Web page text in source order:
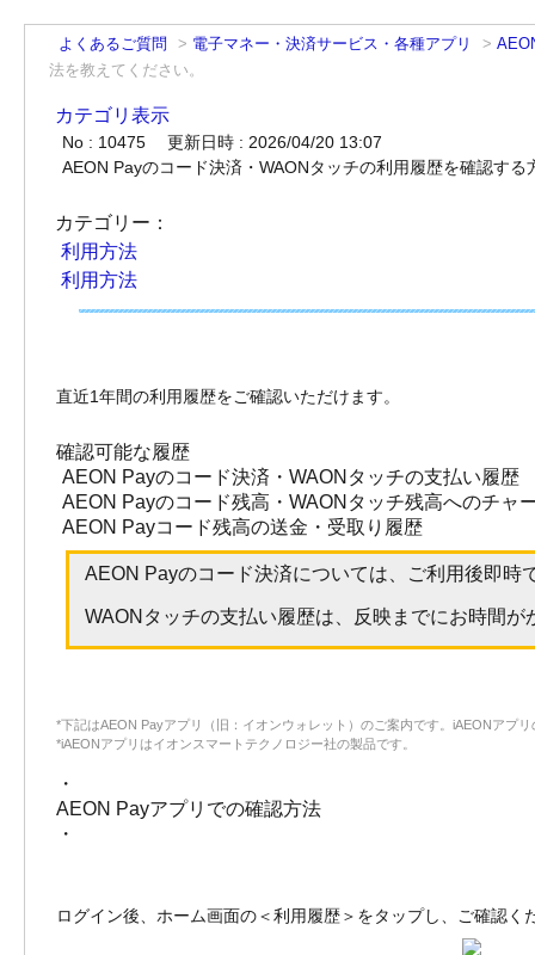
よくあるご質問 > 電子マネー・決済サービス・各種アプリ >
法を教えてください。
カテゴリ表示
No : 10475
更新日時 : 2026/04/20 13:07
AEON Payのコード決済・WAONタッチの利用履歴を確認する
カテゴリー：
利用方法
利用方法
直近1年間の利用履歴をご確認いただけます。
確認可能な履歴
AEON Payのコード決済・WAONタッチの支払い履歴
AEON Payのコード残高・WAONタッチ残高へのチャ
AEON Payコード残高の送金・受取り履歴
AEON Payのコード決済については、ご利用後即時
WAONタッチの支払い履歴は、反映までにお時間
*下記はAEON Payアプリ（旧：イオンウォレット）のご案内です。iAEONアプ
*iAEONアプリはイオンスマートテクノロジー社の製品です。
・
AEON Payアプリでの確認方法
・
ログイン後、ホーム画面の＜利用履歴＞をタップし、ご確認く